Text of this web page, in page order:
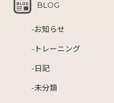
BLOG
-お知らせ
-トレーニング
-日記
-未分類